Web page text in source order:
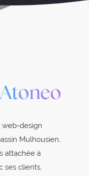
web-design
Mulhousien,
attachée à
ses clients,